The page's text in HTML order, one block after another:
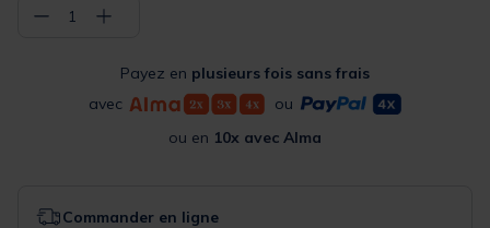
− 1 +
Payez en plusieurs fois sans frais
avec
ou
ou en 10x avec Alma
Commander en ligne